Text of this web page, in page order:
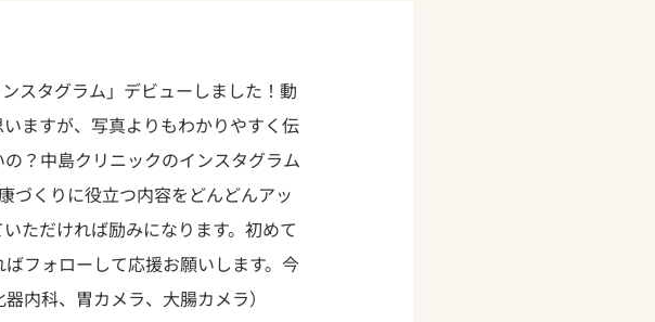
ンスタグラム」デビューしました！ 動
ますが、写真よりもわかりやすく伝
？ 中島クリニックのインスタグラム
づくりに役立つ内容をどんどんアッ
ただければ励みになります。 初めて
フォローして応援お願いします。 今
内科、胃カメラ、大腸カメラ）